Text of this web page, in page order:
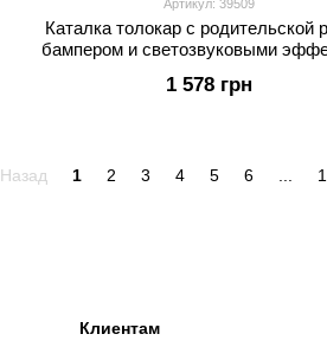
Артикул: 39509
Каталка толокар с родительской
бампером и светозвуковыми
1 578 грн
Назад 1 2 3 4 5 6
Клиентам